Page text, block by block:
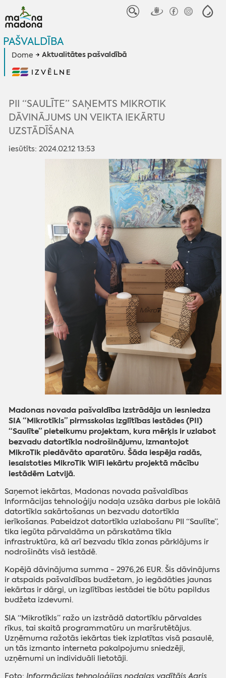
PAŠVALDĪBA
Dome Aktualitātes pašvaldībā
IZVĒLNE
PII “SAULĪTE” SAŅEMTS MIKROTIK
DĀVINĀJUMS UN VEIKTA IEKĀRTU
UZSTĀDĪŠANA
iesūtīts: 2024.02.12 13:53
Madonas novada pašvaldība izstrādāja un iesniedza
SIA “Mikrotīkls” pirmsskolas izglītības iestādes (PII)
“Saulīte” pieteikumu projektam, kura mērķis ir uzlabot
bezvadu datortīkla nodrošinājumu, izmantojot
MikroTik piedāvāto aparatūru. Šāda iespēja radās,
iesaistoties MikroTik WiFi iekārtu projektā mācību
iestādēm Latvijā.
Saņemot iekārtas, Madonas novada pašvaldības
Informācijas tehnoloģiju nodaļa uzsāka darbus pie lokālā
datortīkla sakārtošanas un bezvadu datortīkla
ierīkošanas. Pabeidzot datortīkla uzlabošanu PII “Saulīte”,
tika iegūta pārvaldāma un pārskatāma tīkla
infrastruktūra, kā arī bezvadu tīkla zonas pārklājums ir
nodrošināts visā iestādē.
Kopējā dāvinājuma summa - 2976,26 EUR. Šis dāvinājums
ir atspaids pašvaldības budžetam, jo iegādāties jaunas
iekārtas ir dārgi, un izglītības iestādei tie būtu papildus
budžeta izdevumi.
SIA “Mikrotīkls” ražo un izstrādā datortīklu pārvaldes
rīkus, tai skaitā programmatūru un maršrutētājus.
Uzņēmuma ražotās iekārtas tiek izplatītas visā pasaulē,
un tās izmanto interneta pakalpojumu sniedzēji,
uzņēmumi un individuāli lietotāji.